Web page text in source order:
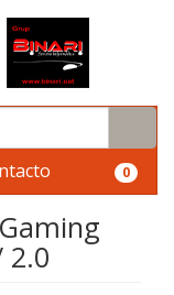
0
2.0